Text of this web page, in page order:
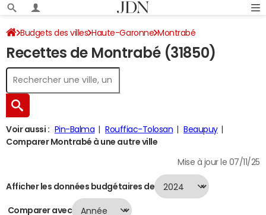
Budgets des villes Haute-Garonne Montrabé
Recettes 2024
Recettes de Montrabé (31850)
Voir aussi : Pin-Balma Rouffiac-Tolosan
Beaupuy
Comparer Montrabé à une autre ville
Mise à jour le 07/11/25
Afficher les données budgétaires de
Comparer avec